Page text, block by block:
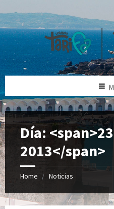
Día:
2013</span>
Home Noticias